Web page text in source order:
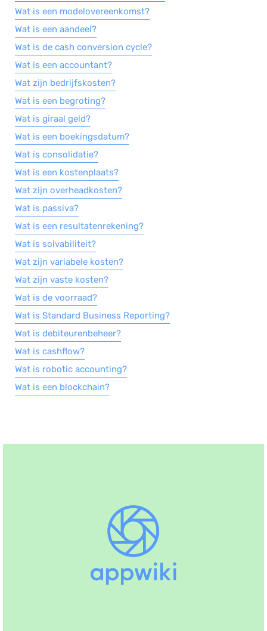
Wat is een modelovereenkomst?
Wat is een aandeel?
Wat is de cash conversion cycle?
Wat is een accountant?
Wat zijn bedrijfskosten?
Wat is een begroting?
Wat is giraal geld?
Wat is een boekingsdatum?
Wat is consolidatie?
Wat is een kostenplaats?
Wat zijn overheadkosten?
Wat is passiva?
Wat is een resultatenrekening?
Wat is solvabiliteit?
Wat zijn variabele kosten?
Wat zijn vaste kosten?
Wat is de voorraad?
Wat is Standard Business Reporting?
Wat is debiteurenbeheer?
Wat is cashflow?
Wat is robotic accounting?
Wat is een blockchain?